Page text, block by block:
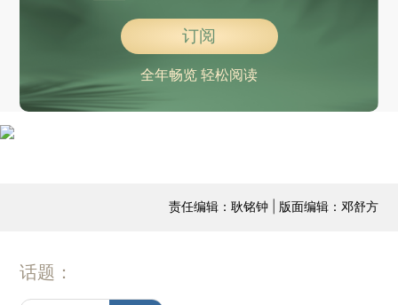
订阅
全年畅览 轻松阅读
责任编辑：耿铭钟 | 版面编辑：邓舒方
话题：